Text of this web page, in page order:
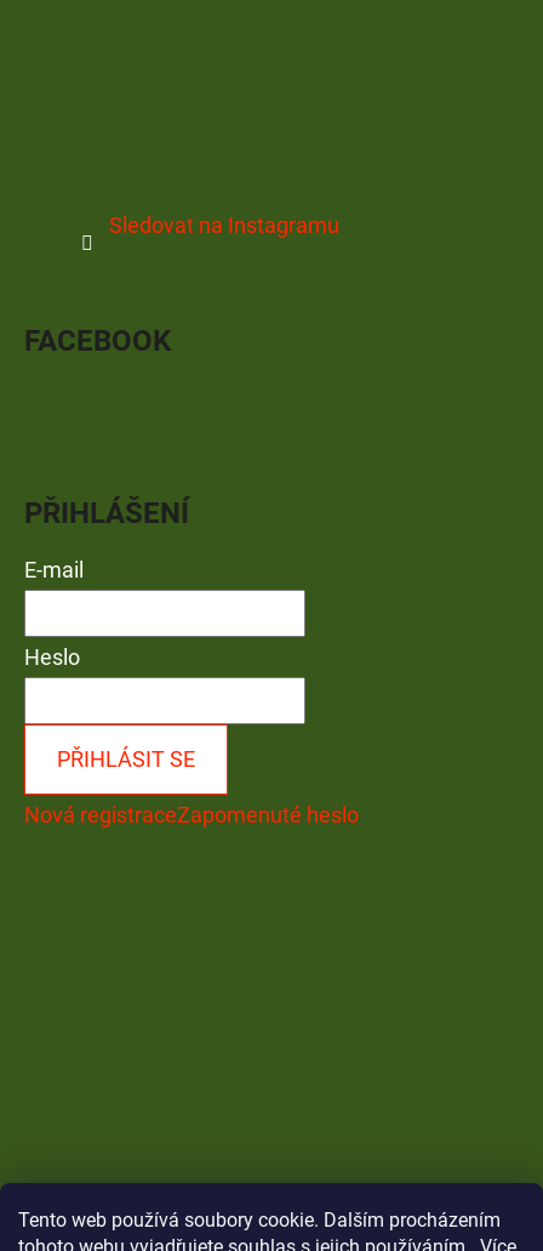
Tento web používá soubory cookie. Dalším procházením
Sledovat na Instagramu
FACEBOOK
PŘIHLÁŠENÍ
E-mail
Heslo
PŘIHLÁSIT SE
Nová registraceZapomenuté heslo